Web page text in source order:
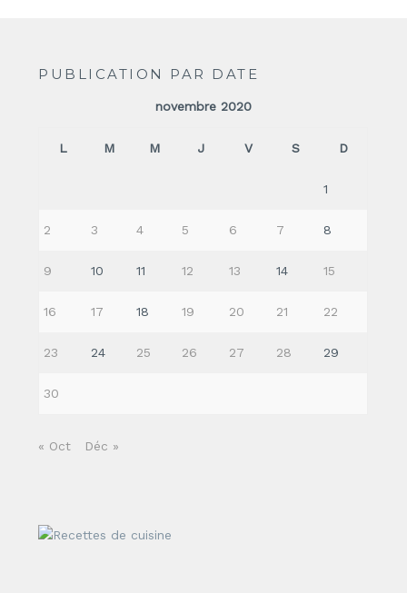
PUBLICATION PAR DATE
novembre 2020
L M M J V S D
1
2 3 4 5 6 7 8
9 10 11 12 13 14 15
16 17 18 19 20 21 22
23 24 25 26 27 28 29
30
« Oct Déc »